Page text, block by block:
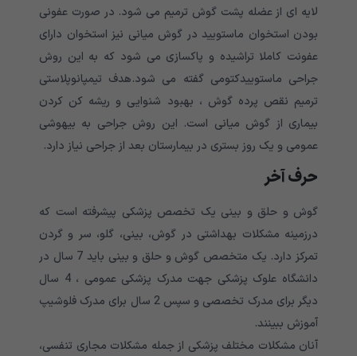
لایه ای از عضله پشت گوش ترمیم می شود. در صورت عفونی
بودن استخوان ماستویید در گوش میانی نیز استخوان دارای
عفونت کاملا تراشیده و پاکسازی می شود که به این روش
جراحی ماستوییدکتومی گفته می شود.هدف تیمپانوپلاستی
ترمیم نقص پرده گوش ، بهبود شنوایی و ریشه کن کردن
بیماری از گوش میانی است. این روش جراحی به بیهوشی
عمومی و یک روز بستری در بیمارستان بعد از جراحی نیاز دارد.
حرف آخر
گوش و حلق و بینی یک تخصص پزشکی پیشرفته است که
درزمینه مشکلات بهداشتی در گوش، بینی، گلو، سر و گردن
تمرکز دارد. یک متخصص گوش و حلق و بینی باید 7 سال در
دانشگاه علوک پزشکی جهت مدرک پزشکی عمومی ، 4 سال
دیگر برای مدرک تخصصی و سپس 2 سال برای مدرک فلوشیپ
آموزش ببینند.
آنان مشکلات مختلف پزشکی از جمله مشکلات مجاری تنفسی،